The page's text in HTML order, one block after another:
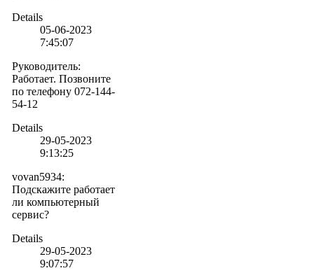
Details
05-06-2023
7:45:07
Руководитель:
Работает. Позвоните
по телефону 072-144-
54-12
Details
29-05-2023
9:13:25
vovan5934:
Подскажите работает
ли компьютерный
сервис?
Details
29-05-2023
9:07:57